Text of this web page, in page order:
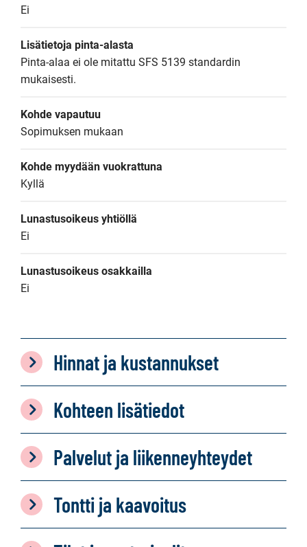
Ei
Lisätietoja pinta-alasta
Pinta-alaa ei ole mitattu SFS 5139 standardin
mukaisesti.
Kohde vapautuu
Sopimuksen mukaan
Kohde myydään vuokrattuna
Kyllä
Lunastusoikeus yhtiöllä
Ei
Lunastusoikeus osakkailla
Ei
Hinnat ja kustannukset
Kohteen lisätiedot
Palvelut ja liikenneyhteydet
Tontti ja kaavoitus